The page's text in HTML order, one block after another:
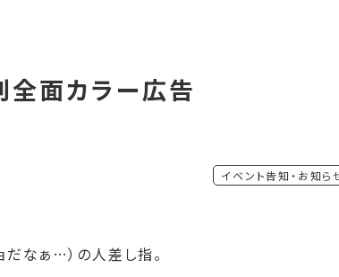
全面カラー広告
イベント告知・お知ら
だなぁ…）の人差し指。